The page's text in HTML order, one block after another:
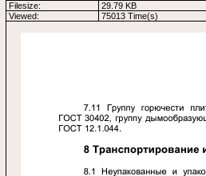
Filesize:
29.79 KB
Viewed:
75013 Time(s)